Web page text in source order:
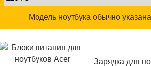
Модель ноутбука обычно
Зарядка для